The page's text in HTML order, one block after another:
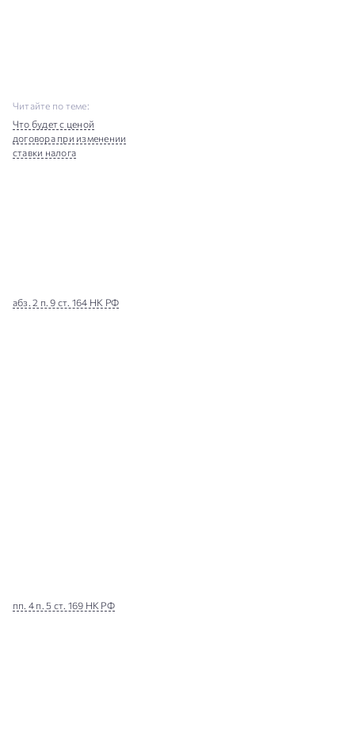
Читайте по теме:
Что будет с ценой
договора при изменении
ставки налога
абз. 2 п. 9 ст. 164 НК РФ
пп. 4 п. 5 ст. 169 НК РФ